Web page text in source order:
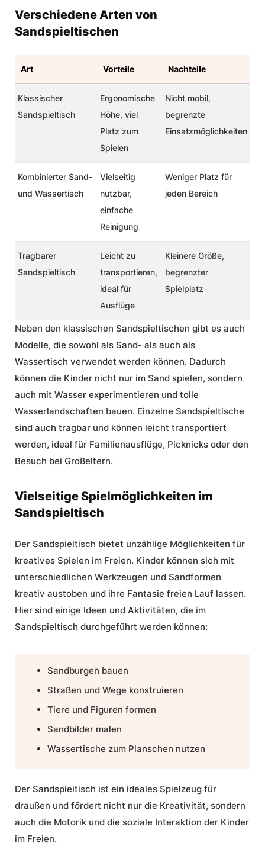
Verschiedene Arten von
Sandspieltischen
Art Vorteile Nachteile
Klassischer
Sandspieltisch
Ergonomische
Höhe, viel
Platz zum
Spielen
Nicht mobil,
begrenzte
Einsatzmöglichkeiten
Kombinierter Sand-
und Wassertisch
Vielseitig
nutzbar,
einfache
Reinigung
Weniger Platz für
jeden Bereich
Tragbarer
Sandspieltisch
Leicht zu
transportieren,
ideal für
Ausflüge
Kleinere Größe,
begrenzter
Spielplatz
Neben den klassischen Sandspieltischen gibt es auch
Modelle, die sowohl als Sand- als auch als
Wassertisch verwendet werden können. Dadurch
können die Kinder nicht nur im Sand spielen, sondern
auch mit Wasser experimentieren und tolle
Wasserlandschaften bauen. Einzelne Sandspieltische
sind auch tragbar und können leicht transportiert
werden, ideal für Familienausflüge, Picknicks oder den
Besuch bei Großeltern.
Vielseitige Spielmöglichkeiten im
Sandspieltisch
Der Sandspieltisch bietet unzählige Möglichkeiten für
kreatives Spielen im Freien. Kinder können sich mit
unterschiedlichen Werkzeugen und Sandformen
kreativ austoben und ihre Fantasie freien Lauf lassen.
Hier sind einige Ideen und Aktivitäten, die im
Sandspieltisch durchgeführt werden können:
Sandburgen bauen
Straßen und Wege konstruieren
Tiere und Figuren formen
Sandbilder malen
Wassertische zum Planschen nutzen
Der Sandspieltisch ist ein ideales Spielzeug für
draußen und fördert nicht nur die Kreativität, sondern
auch die Motorik und die soziale Interaktion der Kinder
im Freien.